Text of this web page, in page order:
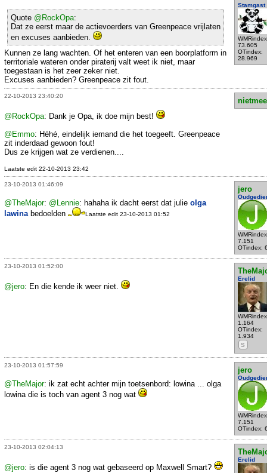
Stamgast
73.605
OTindex:
28.969
Quote @RockOpa:
Dat ze eerst maar de actievoerders van Greenpeace vrijlaten
en excuses aanbieden.
Kunnen ze lang wachten. Of het enteren van een boorplatform in
territoriale wateren onder piraterij valt weet ik niet, maar
toegestaan is het zeer zeker niet.
Excuses aanbieden? Greenpeace zit fout.
22-10-2013 23:40:20
@RockOpa: Dank je Opa, ik doe mijn best!
@Emmo: Héhé, eindelijk iemand die het toegeeft. Greenpeace
zit inderdaad gewoon fout!
Dus ze krijgen wat ze verdienen....
Laatste edit 22-10-2013 23:42
23-10-2013 01:46:09
jero
7.151
OTindex:
@TheMajor: @Lennie: hahaha ik dacht eerst dat julie olga
lawina bedoelden Laatste edit 23-10-2013 01:52
23-10-2013 01:52:00
Erelid
1.164
OTindex:
1.934
S
@jero: En die kende ik weer niet.
23-10-2013 01:57:59
jero
7.151
OTindex:
@TheMajor: ik zat echt achter mijn toetsenbord: lowina ... olga
lowina die is toch van agent 3 nog wat
23-10-2013 02:04:13
Erelid
@jero: is die agent 3 nog wat gebaseerd op Maxwell Smart?